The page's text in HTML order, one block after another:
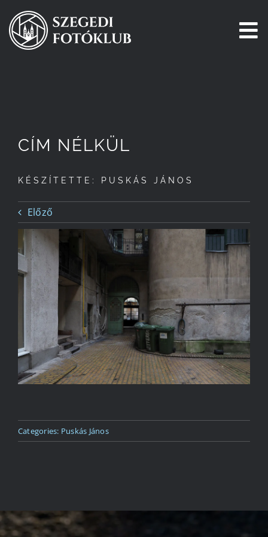
Kihagyás
Pályázatok
Tagjaink
Csatlakozz!
Történetünk
Kapcsolat
CÍM NÉLKÜL
KÉSZÍTETTE: PUSKÁS JÁNOS
Előző
Categories: Puskás János